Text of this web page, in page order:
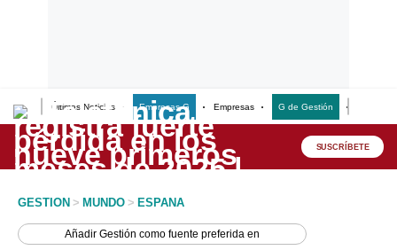
Últimas Noticias Empresas G Empresas G de Gestión
Lo último
Peru Quiosco SUSCRÍBETE
GESTION > MUNDO > ESPANA
AñadirGestión como fuente preferida en